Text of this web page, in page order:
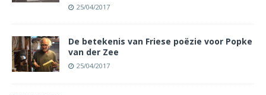
25/04/2017
De betekenis van Friese poëzie voor Popke
van der Zee
25/04/2017